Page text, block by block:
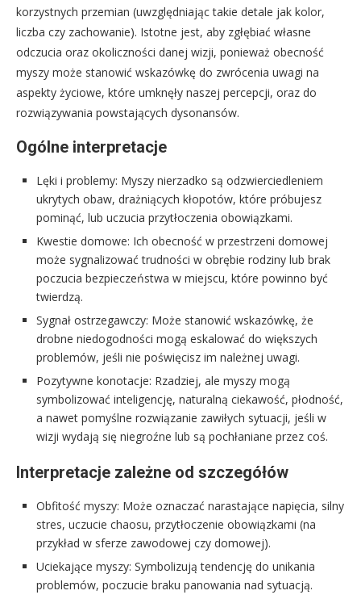
korzystnych przemian (uwzględniając takie detale jak kolor,
liczba czy zachowanie). Istotne jest, aby zgłębiać własne
odczucia oraz okoliczności danej wizji, ponieważ obecność
myszy może stanowić wskazówkę do zwrócenia uwagi na
aspekty życiowe, które umknęły naszej percepcji, oraz do
rozwiązywania powstających dysonansów.
Ogólne interpretacje
Lęki i problemy: Myszy nierzadko są odzwierciedleniem
ukrytych obaw, drażniących kłopotów, które próbujesz
pominąć, lub uczucia przytłoczenia obowiązkami.
Kwestie domowe: Ich obecność w przestrzeni domowej
może sygnalizować trudności w obrębie rodziny lub brak
poczucia bezpieczeństwa w miejscu, które powinno być
twierdzą.
Sygnał ostrzegawczy: Może stanowić wskazówkę, że
drobne niedogodności mogą eskalować do większych
problemów, jeśli nie poświęcisz im należnej uwagi.
Pozytywne konotacje: Rzadziej, ale myszy mogą
symbolizować inteligencję, naturalną ciekawość, płodność,
a nawet pomyślne rozwiązanie zawiłych sytuacji, jeśli w
wizji wydają się niegroźne lub są pochłaniane przez coś.
Interpretacje zależne od szczegółów
Obfitość myszy: Może oznaczać narastające napięcia, silny
stres, uczucie chaosu, przytłoczenie obowiązkami (na
przykład w sferze zawodowej czy domowej).
Uciekające myszy: Symbolizują tendencję do unikania
problemów, poczucie braku panowania nad sytuacją.